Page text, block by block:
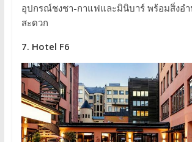
อุปกรณ์ชงชา-กาแฟและมินิบาร์ พร้อมสิ่งอ
สะดวก
7. Hotel F6